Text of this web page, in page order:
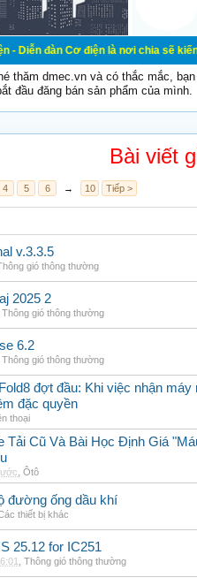
Cơ điện là nơi chia sẽ kiến thức
thăm dmec.vn và có thắc mắc,
đầu đăng bán sản phẩm của mình.
Bài viết
4 5 6 → 10 Tiếp >
v.3.3.5
gió thông thường
2025 2
Thông gió thông thường
6.2
Thông gió thông thường
đợt đầu: Khi việc nhận
đặc quyền
thoại
Tải Cũ Và Bài Học Định Giá
Ôtô
đường ống dầu khí
thiết bị khác
25.12 for IC251
Thông gió thông thường